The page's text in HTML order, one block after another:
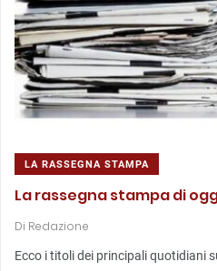
LA RASSEGNA STAMPA
La rassegna stampa di
Di Redazione
Ecco i titoli dei principali quotidiani